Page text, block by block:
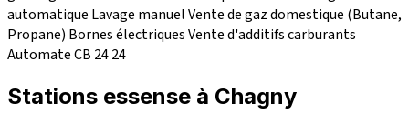
automatique Lavage manuelVente de gaz domestique (Butane,
Propane) Bornes électriquesVente d'additifs carburants
Automate CB 2424
Stations essense à Chagny